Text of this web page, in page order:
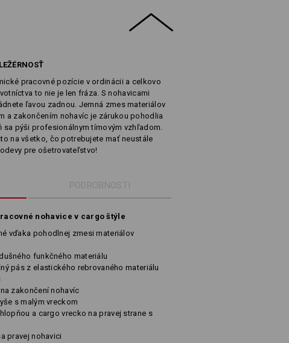
pracovné pozície v ordinácii a celkovo
to nie je len fráza. S nohavicami
ľavou zadnou. Jemná zmes materiálov
a zakončením nohavíc je zárukou pohodlia
sa pýši profesionálnym tímovým vzhľadom.
na všetko, čo potrebujete mať neustále
pre ošetrovateľstvo!
PODROBNOSTI
nohavice v cargo štýle
vďaka pohodlnej zmesi materiálov
funkčného materiálu
pás z elastického rebrovaného materiálu
zakončení nohavíc
s malým vreckom
a cargo vrecko na pravej strane s
pravej nohavici